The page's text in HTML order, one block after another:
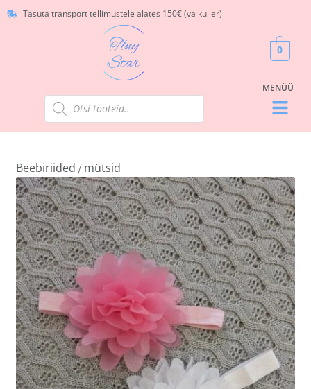
Tasuta transport tellimustele alates 150€ (va kuller)
0
Beebiriided / mütsid